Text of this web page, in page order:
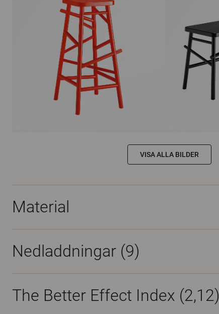
VISA ALLA BILDER
Material
Nedladdningar (9)
The Better Effect Index (2,12)